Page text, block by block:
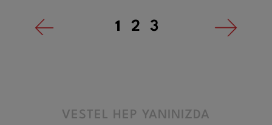
1 2 3
VESTEL HEP YANINIZDA